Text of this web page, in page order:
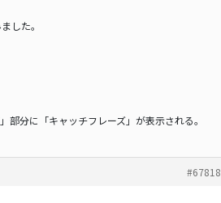
した。
分に「キャッチフレーズ」が表示される。
#67818